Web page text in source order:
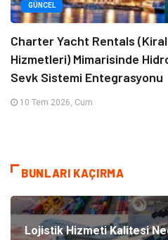
GÜNCEL
Charter Yacht Rentals
Hizmetleri) Mimarisinde
Sevk Sistemi Entegrasyonu
10 Tem 2026, Cum
BUNLARI KAÇIRMA
Lojistik Hizmeti Kalitesi